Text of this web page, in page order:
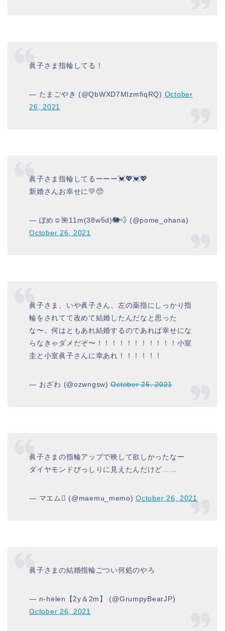
眞子さま指輪してる！
— たまごやき (@QbWXD7MIzmfiqRQ) October
26, 2021
眞子さま指輪してるーーー💓💖💓💖
新婚さんお幸せに💛🥺
— ぽめ☺︎🌺11m(38w5d)🐘💨 (@pome_ohana)
October 26, 2021
眞子さま、いや眞子さん、左の薬指にしっかり指
輪をされてて改めて結婚したんだなと思った
な〜。何はともあれ結婚するのであれば幸せにな
らなきゃダメだぞ〜！！！！！！！！！！！小室
圭と小室眞子さんに幸あれ！！！！！！
— おざわ (@ozwngsw)October 26, 2021
眞子さまの指輪アップで映して欲しかったなー
ダイヤモンドびっしりに見えたんだけど……
— マエム (@maemu_memo)October 26, 2021
眞子さまの結婚指輪ごつい何処のやろ
— n-helen【2y＆2m】 (@GrumpyBearJP)
October 26, 2021